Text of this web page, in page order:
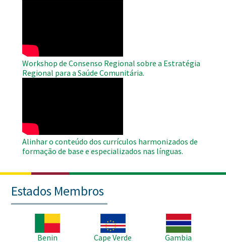
Workshop de Consenso Regional sobre a Estratégia
Regional para a Saúde Comunitária.
Alinhar o conteúdo dos currículos harmonizados de
formação de base e especializados nas línguas.
Estados Membros
Benin
Imagem
Cape Verde
Imagem
Gambia